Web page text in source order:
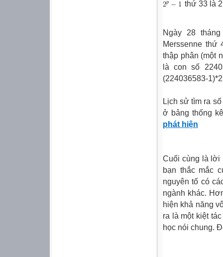
thứ 33 là
Ngày 28
Merssenne
thập phân (một
là con số
(224036583-
Lịch sử tìm ra
ở bảng thống
phát hiện
Cuối cùng là lời
bạn thắc mắc
nguyên tố có
ngành khác.
hiện khả năng
ra là một kiệt
học nói chung.